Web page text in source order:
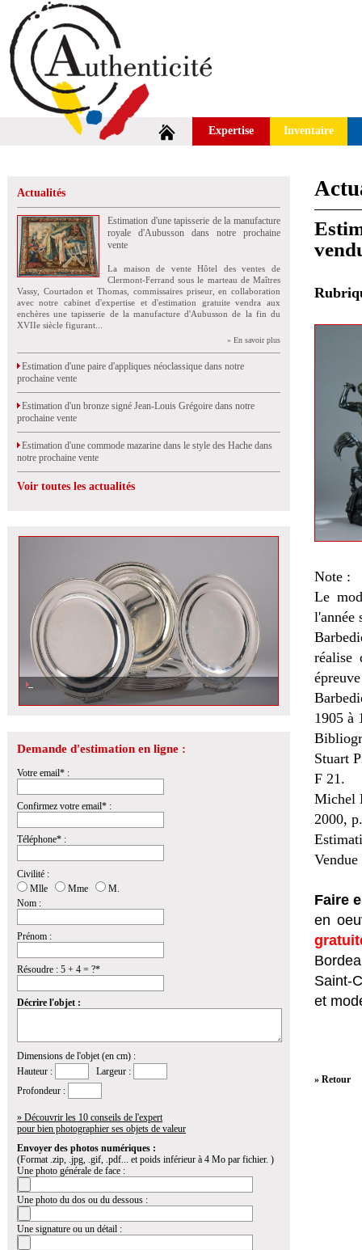
Expertise Inventaire
Actualités
Estimation d'une tapisserie de la manufacture
royale d'Aubusson dans notre prochaine
vente
La maison de vente Hôtel des ventes de
Clermont-Ferrand sous le marteau de Maîtres
Vassy, Courtadon et Thomas, commissaires priseur, en collaboration
avec notre cabinet d'expertise et d'estimation gratuite vendra aux
enchères une tapisserie de la manufacture d'Aubusson de la fin du
XVIIe siècle figurant...
» En savoir plus
Estimation d'une paire d'appliques néoclassique dans notre
prochaine vente
Estimation d'un bronze signé Jean-Louis Grégoire dans notre
prochaine vente
Estimation d'une commode mazarine dans le style des Hache dans
notre prochaine vente
Voir toutes les actualités
Demande d'estimation en ligne :
Votre email* :
Confirmez votre email* :
Téléphone* :
Civilité :
Mlle
Mme
M.
Nom :
Prénom :
Résoudre : 5 + 4 = ?*
Décrire l'objet :
Dimensions de l'objet (en cm) :
Hauteur :
Largeur :
Profondeur :
» Découvrir les 10 conseils de l'expert
pour bien photographier ses objets de valeur
Envoyer des photos numériques :
(Format .zip, .jpg, .gif, .pdf... et poids inférieur à 4 Mo par fichier. )
Une photo générale de face :
Une photo du dos ou du dessous :
Une signature ou un détail :
Note :
Le
l'année
réalise
1905 à
Stuart
F 21.
Michel
2000,
Faire
en
Saint-
et
» Retour